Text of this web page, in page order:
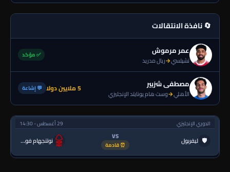
🔄 نافذة الانتقالات
عمر مرموش
تشيلسي→ريال مدريد
✅ مؤكد
مصطفى شزبير
الأهلي→وست هام يونايتد الإنجليزي 5 ملايين دولا 💬 إشاعة
الدوري الإنجليزي 29 أغسطس - 14:30
🛡 ليفربول VS
⏰ قادمة نوتنجهام فورست